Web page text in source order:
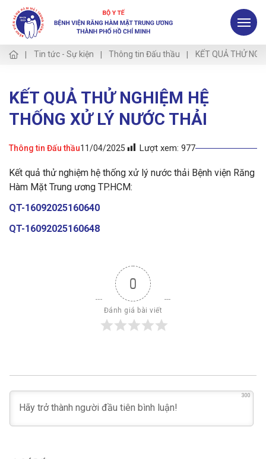
Tin tức - Sự kiện Thông tin Đấu thầu KẾT QUẢ THỬ
KẾT QUẢ THỬ NGHIỆM HỆ
THỐNG XỬ LÝ NƯỚC THẢI
Thông tin Đấu thầu11/04/2025 Lượt xem: 977
Kết quả thử nghiệm hệ thống xử lý nước thải Bệnh viện Răng
Hàm Mặt Trung ương TP.HCM:
QT-16092025160640
QT-16092025160648
0
Đánh giá bài viết
300